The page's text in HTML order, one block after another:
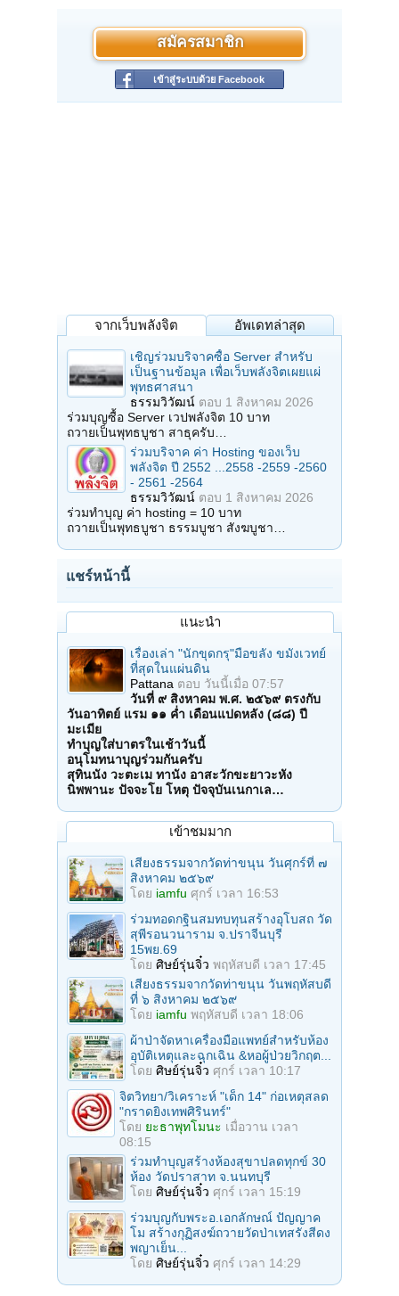
ให้ทางมูลนิธิช่วยเหลือสามารถติดต่อที่เบอร์ตน 08-9602-0602
ด้านนายพิชิต วัฒนโชติวงษ์ อายุ 62 ปี ประธาน อปพร.เขตสาทร เจ้าหน้าที่
ดูเเลโต๊ะพิธีส่วนหน้าโกดังเก็บศพ เปิดเผยว่า ตั้งแต่เกิดเหตุการณ์พบซาก
ทารกซุกซ่อนอยู่ในโกดังวัดถึง 2,002 ศพ ตนก็พาทีมงานเดินทางมาให้
นำมาเป็นตัวแทนวิญญาณทารกให้ประชาชนกราบไหว้บูชา ปรากฏว่า
พบน.ส.เฟิร์น (นามสมมุติ) อายุ 16 ปี นักศึกษาชั้น ปวช.ปี 1 ของวิทยาลัย
แห่งหนึ่ง ซึ่งเดินทางนำเครื่องเซ่นมาวางให้ประติมากรรมทั้ง 3 องค์ แต่จู่ๆ
น.ส.เฟิรน์ ก็เกิดอาการผีเข้า โดยแสดงอาการเพ้อพูดจาเป็นภาษาเทพ ร้องไห้
โฮจนฟังไม่ได้สรรพใช้มือตีอกชกตัวคล้ายเด็กถูกขัดใจ ทำให้ญาติๆ ที่มา
ด้วยกันต้องปลอบประโลมเป็นการใหญ่ใช้เวลาประมาณ 5 นาที ก่อนที่
เหตุการณ์จะเข้าสู่ภาวะปกติ
จากการสอบถามมารดาน้องเฟิร์น เปิดเผยว่า ตั้งแต่เลี้ยงลูกสาวมาก็เห็นเป็น
เด็กร่าเริงปกติจนกระทั่งเมื่อวันเกิดอายุครบ 15 ปีของน้องเฟิร์น ปีที่แล้วขณะ
กำลังตัดเค้ก จู่ๆ น้องเฟิร์นก็มีอาการกระสับกระส่ายร้องฟูมฟายคล้ายถูกผีเด็ก
เข้า เป็นอยู่ในช่วงเวลาสั้นๆ จากนั้นจึงไปหากุมารมาเลี้ยงที่บ้านแล้วก็มัก
เกิดเหตุการณ์ในทำนองเดียวกันนี้ทุกครั้งที่น้องเฟิร์นพบเจอรูปปั้นกุมารหรือ
รูปสักการะของทวยเทพต่างๆ อาทิ พระพิฆเนศวร จนกระทั่งตนและญาติๆ ทุก
คนทราบข่าวพบศพวิญญาณทารกจำนวนมากที่วัดแห่งนี้จึงตัดสินใจพากัน
นำของเล่น ขนม และน้ำหวานมาเซ่นไหว้เป็นครั้งแรก แต่แล้วเรื่อง
ประหลาดก็เกิดขึ้นอีกเนื่องจากเมื่อตอนอยู่บนรถระหว่างเดินทาง น้องเฟิร์น
กลับเป็นผู้บอกทางให้คนขับพามาถึงที่หมายทั้งที่ไม่มีใครเคยเดินทางมาที่
วัดไผ่เงินโชตนารามแต่อย่างใด
ด้านน้องเฟิร์นกล่าวว่า ไม่เข้าใจว่าทำไมที่ผ่านมาตัวเองเป็นแบบนี้ แต่พอ
ทราบข่าวดังจากหน้าหนังสือพิมพ์ก็มีความรู้สึกอยากมาทำบุญมาก เมื่อมา
ถึงก็ชวนแม่ และญาติๆ ไปจุดธูปไหว้ศาลเจ้าที่และบริเวณหน้าโกดังเก็บศพ
ก่อน จากนั้นค่อยเดินมาที่ศาลา 2 เพื่อวางเครื่องเซ่นประติมากรรมทารก 3
องค์ แต่ระหว่างที่ตนกำลังจุดธูปก็เกิดอาการมือสั่นตัวสั่นจนต้องให้แม่เป็นผู้
ปักธูปลงกระถางให้ พอแม่ปักธูปลงไปตนไม่สามารถบังคับตัวเองได้เพราะ
รู้สึกเจ็บมาก จากนั้นก็จำเหตุการณ์ไม่ได้เเล้ว
วันเดียวกันนี้ ที่วัดไผ่เงินโชตนาราม เวลา 13.00-16.00 น. สมัชชาสุขภาพ
แห่งชาติ โดยสำนักงานคณะกรรมการสุขภาพแห่งชาติ ได้จัดเวทีนโยบาย
สาธารณะ "จากบทเรียนวัดไผ่เงิน สู่ทางออกของปัญหาท้องแล้ว (ทำ) แท้ง"
ในสมัชชาสุขภาพแห่งชาติขึ้น โดยมีวิทยากรผู้ทรงคุณวุฒิ อาทิ คณะ
กรรมการสุขภาพแห่งชาติ ผู้แทนกระทรวงสาธารณสุข กระทรวงการพัฒนา
สังคมและความมั่นคงของมนุษย์ (พม.) เครือข่ายครอบครัวเฝ้าระวังและ
สร้างสรรค์สื่อ และมูลนิธิสร้างความเข้าใจเรื่องสุขภาพผู้หญิง เข้าร่วมเวที
แสดงความคิดเห็น มีนายองอาจ คล้ามไพบูลย์ รัฐมนตรีประจำสำนักนายก
รัฐมนตรี เป็นประธานกล่าวเปิดเวทีนโยบายสาธารณะ และพระครูวิจิตรสร
นายองอาจกล่าวว่า ปัจจุบันการตั้งท้องไม่พร้อมทวีความรุนแรง จากข้อมูล
การตั้งครรภ์และคลอดบุตรในวัยรุ่นระหว่างปี 2547-2552 พบอัตราการ
คลอดของแม่อายุน้อยกว่า 20 ปีมีแนวโน้มสูงขึ้นจากร้อยละ 13.86 ในปี
2547 เป็นร้อยละ 16 ในปี 2552 ยังไม่รวมกับการทำแท้งและเด็กตายคลอด
ที่ไม่มีการแจ้งเกิด ขณะที่การมีเพศสัมพันธ์ของวัยรุ่นในครั้งแรกอายุเพียง
15-16 ปี และส่วนใหญ่ใช้ถุงยางไม่ถึงร้อยละ 50 ส่งผลให้ตามโรงพยาบาล
ต่างๆ และพื้นที่สาธารณะมีทารกถูกทิ้งปีละประมาณ 800 ราย สถาน
สงเคราะห์เด็กต้องรับดูแลเด็กอ่อน 6,000 คน และที่ยังไม่พบและเป็นข่าวอีก
นายองอาจกล่าวต่อว่า ปัจจัยที่มีผลต่อการตั้งครรภ์ของวัยรุ่นคือวิถีการ
เปลี่ยนแปลงของครอบครัว สื่อโดยเฉพาะอินเตอร์เน็ตที่เข้ามามีผลมาก แม้
บางครอบครัวจะป้องกันโดยไม่มีไว้ในห้อง แต่ก็ยังมีนอกบ้านที่มีอินเตอร์เน็ต
ทั่วไป ฉะนั้นต้องให้ความรู้เรื่องเพศสัมพันธ์ที่ปลอดภัย การคุมกำเนิด การมี
เพศสัมพันธ์เมื่อถึงเวลาอันควร โดยหน่วยงานที่เกี่ยวข้องร่วมกันรณรงค์ และ
ไม่ทำงานลำพัง ต้องยกระดับปัญหาให้ทุกภาคส่วนเข้ามามีส่วนร่วมเสนอ
และวางมาตร การแก้ไข โดยเฉพาะการปรับทัศนคติของผู้ชายที่เป็นฝ่าย
กระทำให้เกิดการท้องและนำไปสู่การทำแท้งจะต้องมีส่วนรับผิดชอบ ไม่
ปล่อยให้ผู้หญิงรับผิดชอบฝ่ายเดียว ตลอดจนเรื่องการมีเพศสัมพันธ์อย่าง
ปลอดภัยและวัยที่เหมาะสม ขณะที่สังคมไม่ตำหนิเฉพาะผู้หญิง คนทำแท้ง
หรือสัปเหร่อ แต่ต้องเป็นฝ่ายผู้ชายด้วย
นายองอาจกล่าวต่อว่า สำหรับเรื่องการแก้ไขกฎหมายทำแท้งนั้น กฎหมายมี
ความครอบคลุมแล้วและเปิดโอกาสให้แพทย์วินิจฉัยให้นำทารกในครรภ์
ออกได้หากจะเป็นอันตรายต่อแม่ทั้งทางร่างกายและจิตใจ ส่วนกรณีมีการตั้ง
ครรภ์ขณะกำลังศึกษาอยู่นั้น สำหรับตนแล้วควรให้โอกาส ส่วนกรณีของซาก
ทารก 2,002 ศพจะเผาหรือฝังนั้น รอให้สถาบันนิติเวชดำเนินการชันสูตรศพ
ให้เรียบร้อยก่อน ซึ่งยังมีเวลาในการพิจารณา ประกอบกับสำนักงานพระพุทธ
ศาสนาแห่งชาติ (พศ.) แจ้งมาว่า ขณะนี้ยังไม่สามารถทำได้ทั้ง 2 อย่าง
จนกว่านิติเวชจะตรวจสอบเรียบร้อยก่อน
สมัครสมาชิก
เข้าสู่ระบบด้วย Facebook
จากเว็บพลังจิต อัพเดทล่าสุด
เชิญร่วมบริจาคซื้อ Server สำหรับ
เป็นฐานข้อมูล เพื่อเว็บพลังจิตเผยแผ่
พุทธศาสนา
ธรรมวิวัฒน์ ตอบ 1 สิงหาคม 2026
ร่วมบุญซื้อ Server เวปพลังจิต 10 บาท
ถวายเป็นพุทธบูชา สาธุครับ…
ร่วมบริจาค ค่า Hosting ของเว็บ
พลังจิต ปี 2552 ...2558 -2559 -2560
- 2561 -2564
ธรรมวิวัฒน์ ตอบ 1 สิงหาคม 2026
ร่วมทำบุญ ค่า hosting = 10 บาท
ถวายเป็นพุทธบูชา ธรรมบูชา สังฆบูชา…
แชร์หน้านี้
แนะนำ
เรื่องเล่า "นักขุดกรุ"มือขลัง ขมังเวทย์
ที่สุดในแผ่นดิน
Pattana ตอบ วันนี้เมื่อ 07:57
วันที่ ๙ สิงหาคม พ.ศ. ๒๕๖๙ ตรงกับ
วันอาทิตย์ แรม ๑๑ ค่ำ เดือนแปดหลัง (๘๘) ปี
มะเมีย
ทำบุญใส่บาตรในเช้าวันนี้
อนุโมทนาบุญร่วมกันครับ
สุทินนัง วะตะเม ทานัง อาสะวักขะยาวะหัง
นิพพานะ ปัจจะโย โหตุ ปัจจุบันเนกาเล…
เข้าชมมาก
เสียงธรรมจากวัดท่าขนุน วันศุกร์ที่ ๗
สิงหาคม ๒๕๖๙
โดย iamfu ศุกร์ เวลา 16:53
ร่วมทอดกฐินสมทบทุนสร้างอุโบสถ วัด
สุพีรอนวนาราม จ.ปราจีนบุรี
15พย.69
โดย ศิษย์รุ่นจิ๋ว พฤหัสบดี เวลา 17:45
เสียงธรรมจากวัดท่าขนุน วันพฤหัสบดี
ที่ ๖ สิงหาคม ๒๕๖๙
โดย iamfu พฤหัสบดี เวลา 18:06
ผ้าป่าจัดหาเครื่องมือแพทย์สำหรับห้อง
อุบัติเหตุและฉุกเฉิน &หอผู้ป่วยวิกฤต...
โดย ศิษย์รุ่นจิ๋ว ศุกร์ เวลา 10:17
จิตวิทยา/วิเคราะห์ "เด็ก 14" ก่อเหตุสลด
"กราดยิงเทพศิรินทร์"
โดย ยะธาพุทโมนะ เมื่อวาน เวลา
08:15
ร่วมทําบุญสร้างห้องสุขาปลดทุกข์ 30
ห้อง วัดปราสาท จ.นนทบุรี
โดย ศิษย์รุ่นจิ๋ว ศุกร์ เวลา 15:19
ร่วมบุญกับพระอ.เอกลักษณ์ ปัญญาค
โม สร้างกุฏิสงฆ์ถวายวัดป่าเทสรังสีดง
พญาเย็น...
โดย ศิษย์รุ่นจิ๋ว ศุกร์ เวลา 14:29